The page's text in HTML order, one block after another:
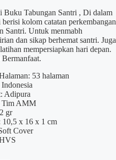
Buku Tabungan Santri , Di dalam
kolom catatan perkembangan
Santri. Untuk menmabh
dan sikap berhemat santri. Juga
mempersiapkan hari depan.
Bermanfaat.
53 halaman
Adipura
Tim AMM
gr
10,5 x 16 x 1 cm
Cover